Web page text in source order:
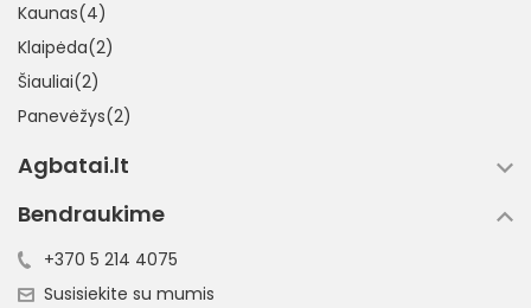
Kaunas(4)
Klaipėda(2)
Šiauliai(2)
Panevėžys(2)
Agbatai.lt
Bendraukime
+370 5 214 4075
Susisiekite su mumis